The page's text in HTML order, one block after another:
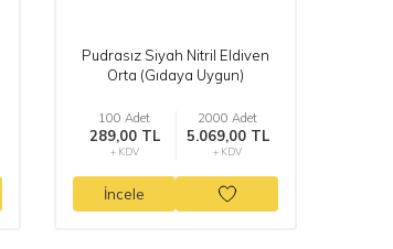
Pudrasız Siyah Nitril Eldiven
Orta (Gıdaya Uygun)
100 Adet
289,00 TL
+ KDV
2000 Adet
5.069,00 TL
+ KDV
İncele